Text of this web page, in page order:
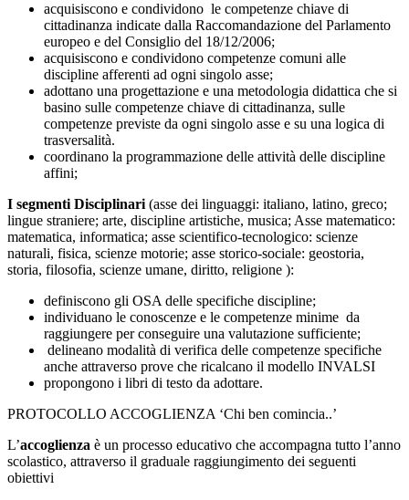
acquisiscono e condividono le competenze chiave di
cittadinanza indicate dalla Raccomandazione del Parlamento
europeo e del Consiglio del 18/12/2006;
acquisiscono e condividono competenze comuni alle
discipline afferenti ad ogni singolo asse;
adottano una progettazione e una metodologia didattica che si
basino sulle competenze chiave di cittadinanza, sulle
competenze previste da ogni singolo asse e su una logica di
trasversalità.
coordinano la programmazione delle attività delle discipline
affini;
I segmenti Disciplinari (asse dei linguaggi: italiano, latino, greco;
lingue straniere; arte, discipline artistiche, musica; Asse matematico:
matematica, informatica; asse scientifico-tecnologico: scienze
naturali, fisica, scienze motorie; asse storico-sociale: geostoria,
storia, filosofia, scienze umane, diritto, religione ):
definiscono gli OSA delle specifiche discipline;
individuano le conoscenze e le competenze minime da
raggiungere per conseguire una valutazione sufficiente;
delineano modalità di verifica delle competenze specifiche
anche attraverso prove che ricalcano il modello INVALSI
propongono i libri di testo da adottare.
PROTOCOLLO ACCOGLIENZA ‘Chi ben comincia..’
L’accoglienza è un processo educativo che accompagna tutto l’anno
scolastico, attraverso il graduale raggiungimento dei seguenti
obiettivi